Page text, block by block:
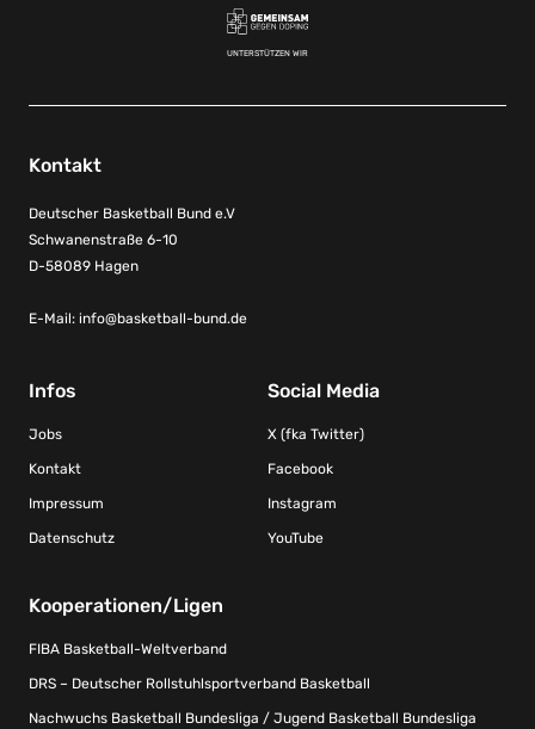
UNTERSTÜTZEN WIR
Kontakt
Deutscher Basketball Bund e.V
Schwanenstraße 6-10
D-58089 Hagen
E-Mail: info@basketball-bund.de
Infos
Jobs
Kontakt
Impressum
Datenschutz
Social Media
X (fka Twitter)
Facebook
Instagram
YouTube
Kooperationen/Ligen
FIBA Basketball-Weltverband
DRS – Deutscher Rollstuhlsportverband Basketball
Nachwuchs Basketball Bundesliga / Jugend Basketball Bundesliga